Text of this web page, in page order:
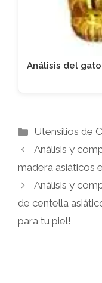
Análisis del
Categorías
Utensilios de
Análisis y
madera asiáticos
Análisis y
de centella
para tu piel!